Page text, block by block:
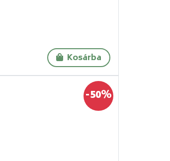
Kosárba
-50%